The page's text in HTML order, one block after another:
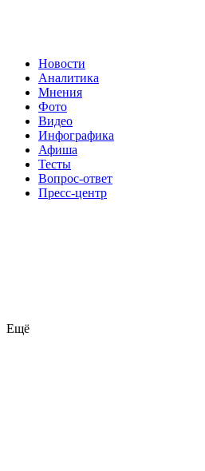
Новости
Аналитика
Мнения
Фото
Видео
Инфографика
Афиша
Тесты
Вопрос-ответ
Пресс-центр
Ещё